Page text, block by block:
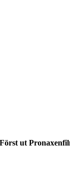
ut